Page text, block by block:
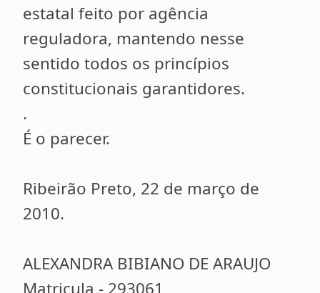
estatal feito por agência
reguladora, mantendo nesse
sentido todos os princípios
constitucionais garantidores.
.
É o parecer.
Ribeirão Preto, 22 de março de
2010.
ALEXANDRA BIBIANO DE ARAUJO
Matricula - 293061